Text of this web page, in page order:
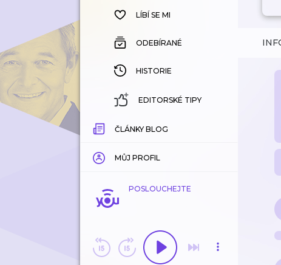
HISTORIE
LÍBÍ SE MI
ODEBÍRANÉ
HISTORIE
EDITORSKÉ TIPY
ČLÁNKY BLOG
MŮJ PROFIL
POSLOUCHEJTE